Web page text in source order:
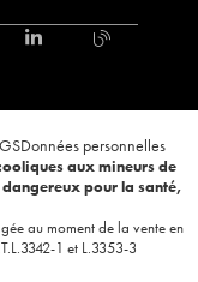
Données personnelles
aux mineurs de
pour la santé,
au moment de la vente en
1 et L.3353-3